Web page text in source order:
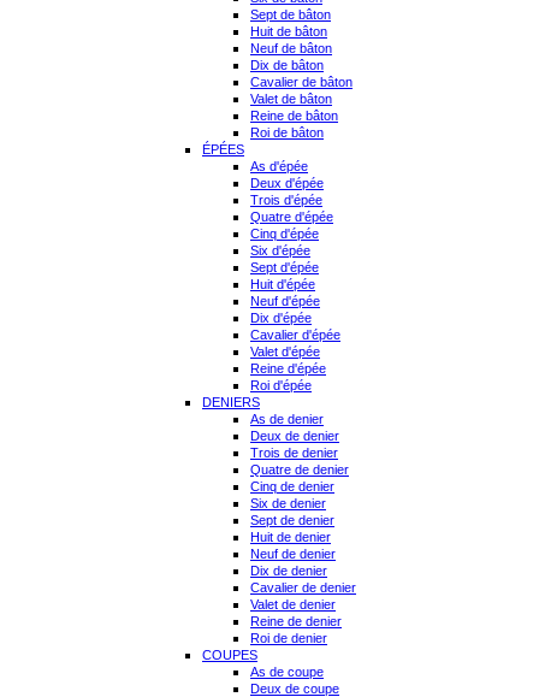
Sept de bâton
Huit de bâton
Neuf de bâton
Dix de bâton
Cavalier de bâton
Valet de bâton
Reine de bâton
Roi de bâton
ÉPÉES
As d'épée
Deux d'épée
Trois d'épée
Quatre d'épée
Cinq d'épée
Six d'épée
Sept d'épée
Huit d'épée
Neuf d'épée
Dix d'épée
Cavalier d'épée
Valet d'épée
Reine d'épée
Roi d'épée
DENIERS
As de denier
Deux de denier
Trois de denier
Quatre de denier
Cinq de denier
Six de denier
Sept de denier
Huit de denier
Neuf de denier
Dix de denier
Cavalier de denier
Valet de denier
Reine de denier
Roi de denier
COUPES
As de coupe
Deux de coupe